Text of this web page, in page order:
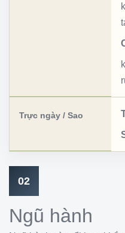
Trực ngày / Sao
02
Ngũ hành